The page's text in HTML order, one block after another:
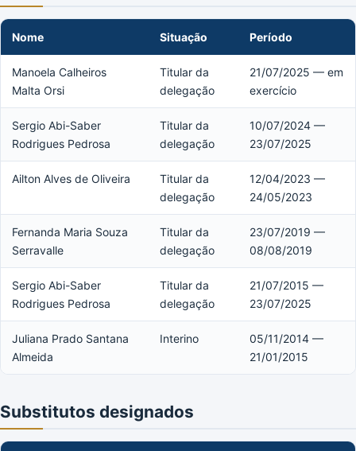
Nome Situação Período
Manoela Calheiros
Malta Orsi
Titular da
delegação
21/07/2025 — em
exercício
Sergio Abi-Saber
Rodrigues Pedrosa
Titular da
delegação
10/07/2024 —
23/07/2025
Ailton Alves de Oliveira
Titular da
delegação
12/04/2023 —
24/05/2023
Fernanda Maria Souza
Serravalle
Titular da
delegação
23/07/2019 —
08/08/2019
Sergio Abi-Saber
Rodrigues Pedrosa
Titular da
delegação
21/07/2015 —
23/07/2025
Juliana Prado Santana
Almeida
Interino
05/11/2014 —
21/01/2015
Substitutos designados